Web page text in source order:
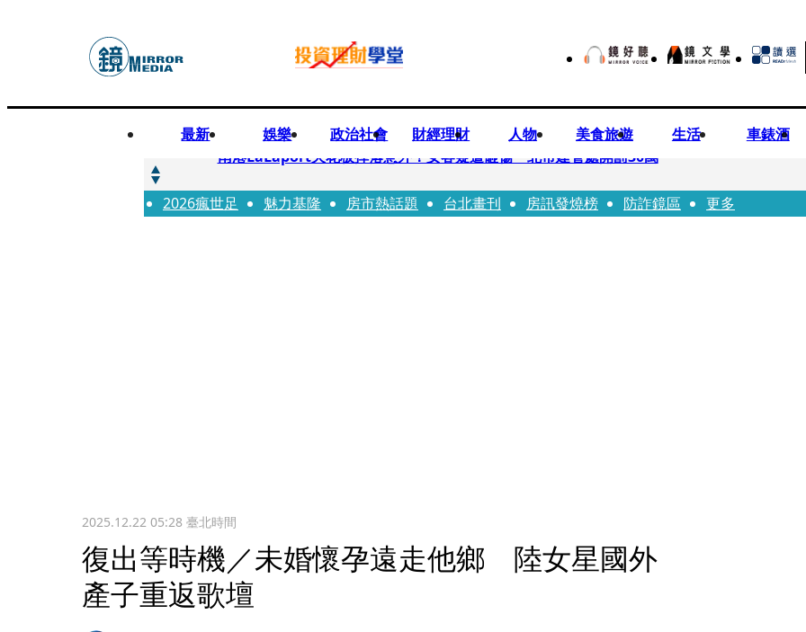
最新 娛樂 政治社會 財經理財 人物 美食旅遊 生活 車錶酒
快訊
南港LaLaport天花板掉落意外！女客疑遭砸傷 北市建管處開罰30萬
快訊
川普又出招！多晶矽產品課15%關稅12月生效 經濟部回應了
2026瘋世足 魅力基隆 房市熱話題 台北畫刊 房訊發燒榜 防詐鏡區 更多
2025.12.22 05:28臺北時間
復出等時機／未婚懷孕遠走他鄉 陸女星國外
產子重返歌壇